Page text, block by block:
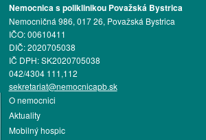
Nemocnica s poliklinikou Považská Bystrica
Nemocničná 986, 017 26, Považská Bystrica
IČO: 00610411
DIČ: 2020705038
IČ DPH: SK2020705038
042/4304 111,112
sekretariat@nemocnicapb.sk
O nemocnici
Aktuality
Mobilný hospic